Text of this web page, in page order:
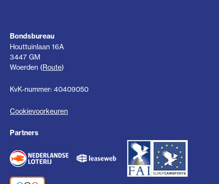
Bondsbureau
Houttuinlaan 16A
3447 GM
Woerden (Route)
KvK-nummer: 40409050
Cookievoorkeuren
Partners